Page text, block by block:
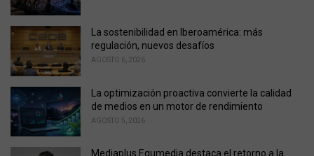
:
La sostenibilidad en Iberoamérica: más
regulación, nuevos desafíos
AGOSTO 6, 2026
La optimización proactiva convierte la calidad
de medios en un motor de rendimiento
AGOSTO 5, 2026
Mediaplus Equmedia destaca el retorno a la